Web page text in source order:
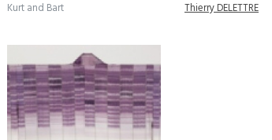
Kurt and Bart Thierry DELETTRE